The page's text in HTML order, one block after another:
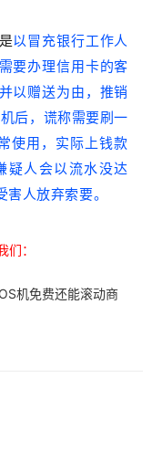
以冒充银行工作人
要办理信用卡的客
以赠送为由，推销
后，谎称需要刷一
使用，实际上钱款
疑人会以流水没达
人放弃索要。
：
机免费还能滚动商